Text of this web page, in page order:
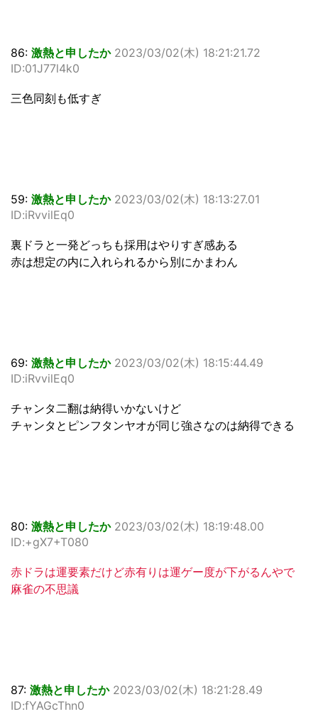
86: 激熱と申したか 2023/03/02(木) 18:21:21.72
ID:01J77l4k0
三色同刻も低すぎ
59: 激熱と申したか 2023/03/02(木) 18:13:27.01
ID:iRvvilEq0
裏ドラと一発どっちも採用はやりすぎ感ある
赤は想定の内に入れられるから別にかまわん
69: 激熱と申したか 2023/03/02(木) 18:15:44.49
ID:iRvvilEq0
チャンタ二翻は納得いかないけど
チャンタとピンフタンヤオが同じ強さなのは納得できる
80: 激熱と申したか 2023/03/02(木) 18:19:48.00
ID:+gX7+T080
赤ドラは運要素だけど赤有りは運ゲー度が下がるんやで
麻雀の不思議
87: 激熱と申したか 2023/03/02(木) 18:21:28.49
ID:fYAGcThn0